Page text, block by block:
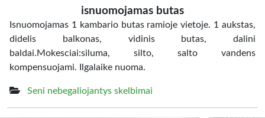
isnuomojamas butas
Isnuomojamas 1 kambario butas ramioje vietoje. 1 aukstas,
didelis balkonas, vidinis butas, dalini
baldai.Mokesciai:siluma, silto, salto vandens
kompensuojami. Ilgalaike nuoma.
Seni nebegaliojantys skelbimai